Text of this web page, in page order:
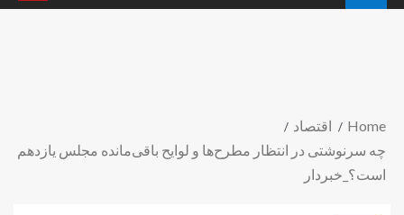
Home
اقتصاد
چه سرنوشتی در انتظار مطرح‌ها و لوایح باقی‌مانده مجلس یازدهم
است؟_خبردار